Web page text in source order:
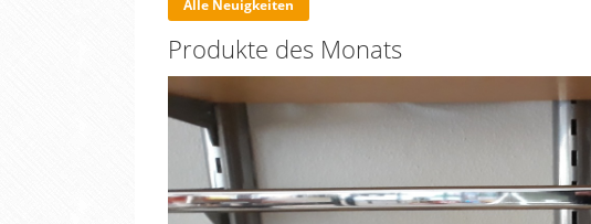
Alle Neuigkeiten
Produkte des Monats